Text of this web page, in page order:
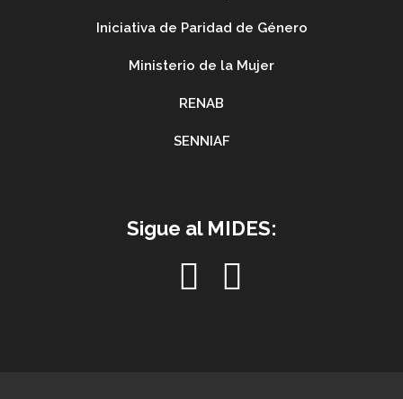
Iniciativa de Paridad de Género
Ministerio de la Mujer
RENAB
SENNIAF
Sigue al MIDES: